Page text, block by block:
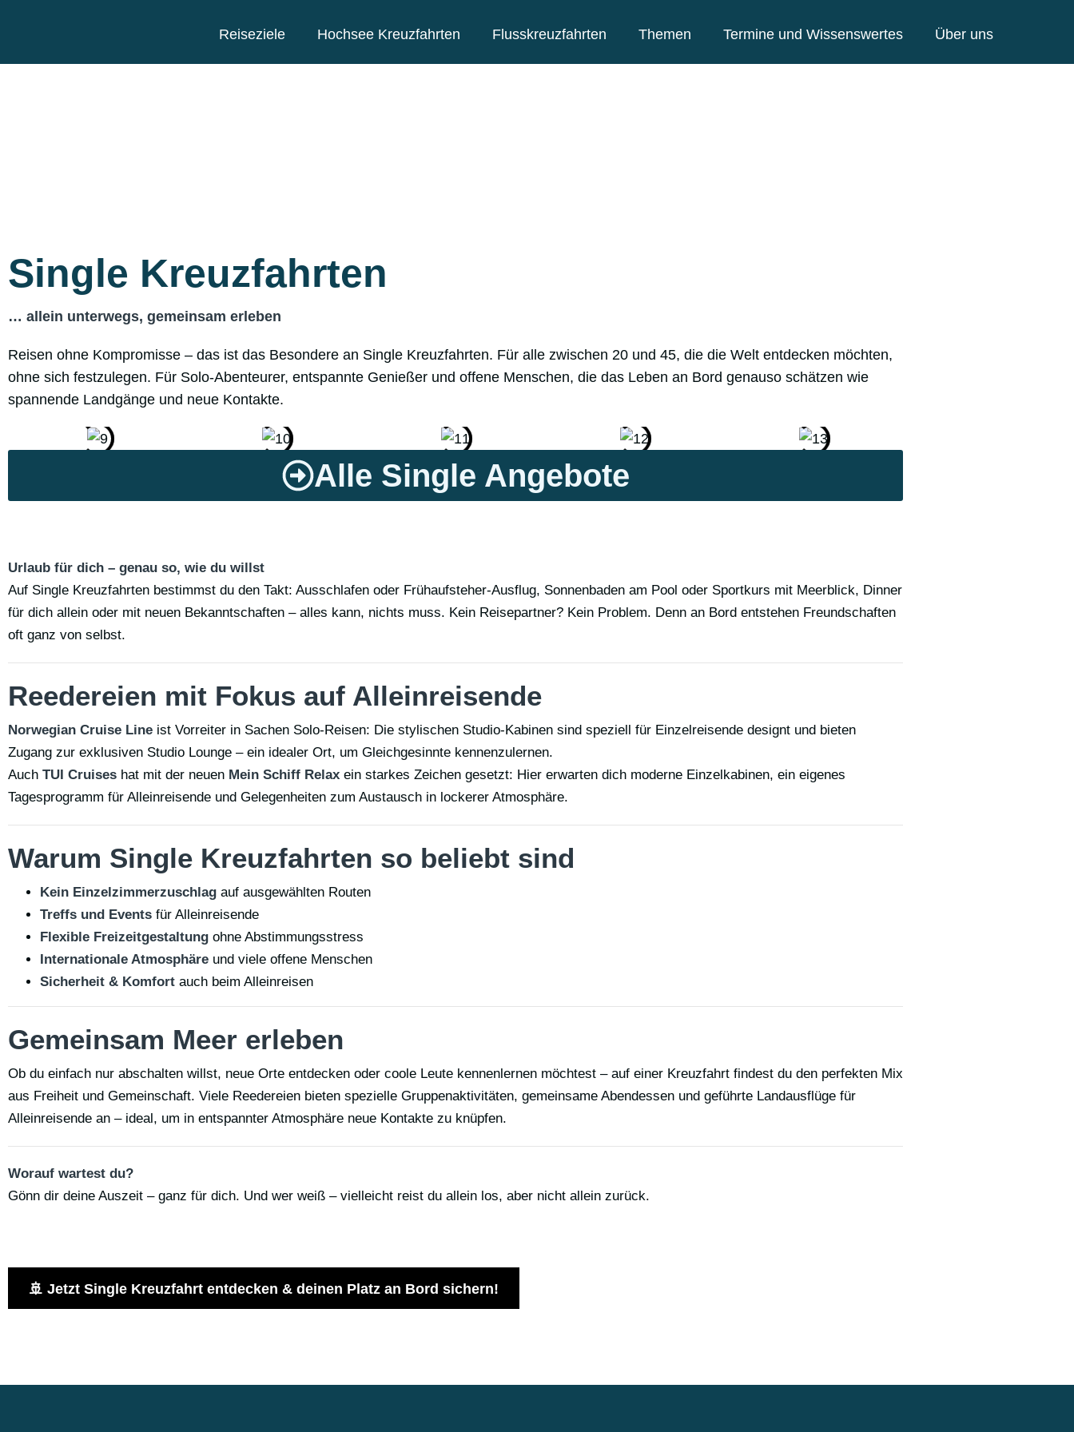
Reiseziele Hochsee Kreuzfahrten Flusskreuzfahrten Themen Termine und Wissenswertes Über uns
Single Kreuzfahrten
… allein unterwegs, gemeinsam erleben
Reisen ohne Kompromisse – das ist das Besondere an Single Kreuzfahrten. Für alle zwischen 20 und 45, die die Welt entdecken möchten,
ohne sich festzulegen. Für Solo-Abenteurer, entspannte Genießer und offene Menschen, die das Leben an Bord genauso schätzen wie
spannende Landgänge und neue Kontakte.
Alle Single Angebote
Urlaub für dich – genau so, wie du willst
Auf Single Kreuzfahrten bestimmst du den Takt: Ausschlafen oder Frühaufsteher-Ausflug, Sonnenbaden am Pool oder Sportkurs mit Meerblick, Dinner
für dich allein oder mit neuen Bekanntschaften – alles kann, nichts muss. Kein Reisepartner? Kein Problem. Denn an Bord entstehen Freundschaften
oft ganz von selbst.
Reedereien mit Fokus auf Alleinreisende
Norwegian Cruise Line ist Vorreiter in Sachen Solo-Reisen: Die stylischen Studio-Kabinen sind speziell für Einzelreisende designt und bieten
Zugang zur exklusiven Studio Lounge – ein idealer Ort, um Gleichgesinnte kennenzulernen.
Auch TUI Cruises hat mit der neuen Mein Schiff Relax ein starkes Zeichen gesetzt: Hier erwarten dich moderne Einzelkabinen, ein eigenes
Tagesprogramm für Alleinreisende und Gelegenheiten zum Austausch in lockerer Atmosphäre.
Warum Single Kreuzfahrten so beliebt sind
Kein Einzelzimmerzuschlag auf ausgewählten Routen
Treffs und Events für Alleinreisende
Flexible Freizeitgestaltung ohne Abstimmungsstress
Internationale Atmosphäre und viele offene Menschen
Sicherheit & Komfort auch beim Alleinreisen
Gemeinsam Meer erleben
Ob du einfach nur abschalten willst, neue Orte entdecken oder coole Leute kennenlernen möchtest – auf einer Kreuzfahrt findest du den perfekten Mix
aus Freiheit und Gemeinschaft. Viele Reedereien bieten spezielle Gruppenaktivitäten, gemeinsame Abendessen und geführte Landausflüge für
Alleinreisende an – ideal, um in entspannter Atmosphäre neue Kontakte zu knüpfen.
Worauf wartest du?
Gönn dir deine Auszeit – ganz für dich. Und wer weiß – vielleicht reist du allein los, aber nicht allein zurück.
🚢 Jetzt Single Kreuzfahrt entdecken & deinen Platz an Bord sichern!